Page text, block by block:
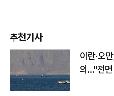
추천기사
이란·오
의…"전면